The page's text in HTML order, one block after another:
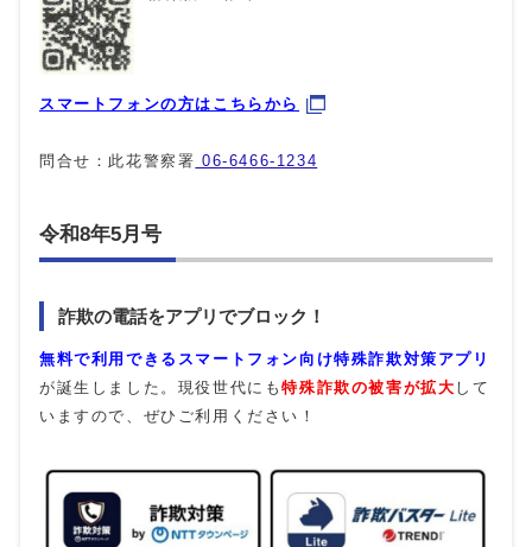
スマートフォンの方はこちらから
問合せ：此花警察署 06-6466-1234
令和8年5月号
詐欺の電話をアプリでブロック！
無料で利用できるスマートフォン向け特殊詐欺対策アプリ
が誕生しました。現役世代にも特殊詐欺の被害が拡大 して
いますので、ぜひご利用ください！